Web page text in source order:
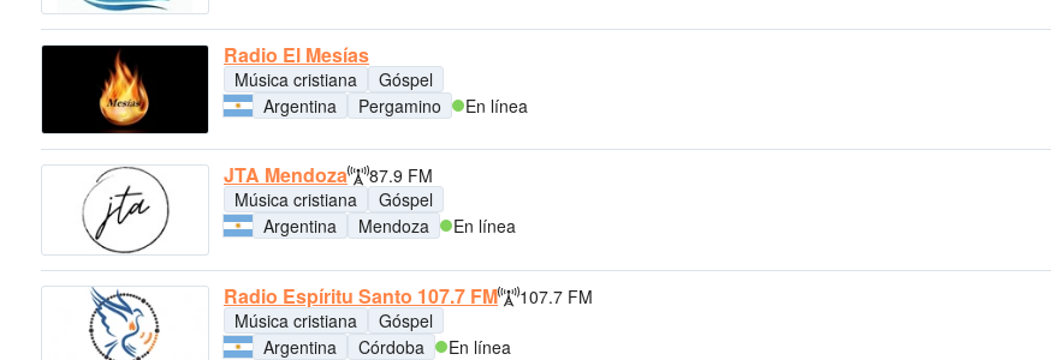
Radio El Mesías
Música cristiana
Góspel
Argentina
Pergamino En línea
JTA Mendoza
87.9 FM
Música cristiana
Góspel
Argentina
Mendoza En línea
Radio Espíritu Santo 107.7 FM
107.7 FM
Música cristiana
Góspel
Argentina
Córdoba En línea